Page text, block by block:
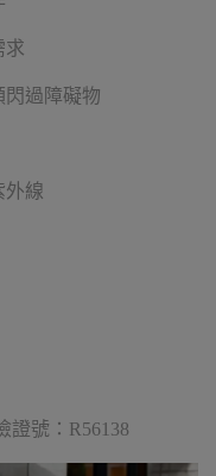
求
閃過障礙物
外線
證號：R56138